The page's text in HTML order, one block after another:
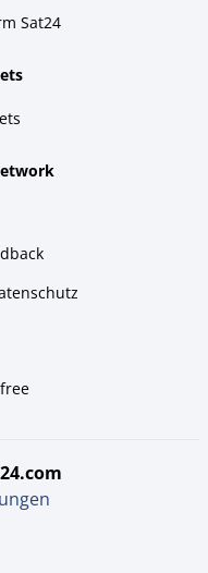
Sat24